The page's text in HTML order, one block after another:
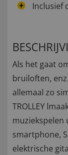
Inclusief
Als het gaat
bruiloften,
allemaal zo
TROLLEY
muziekspelen
smartphone,
elektrische